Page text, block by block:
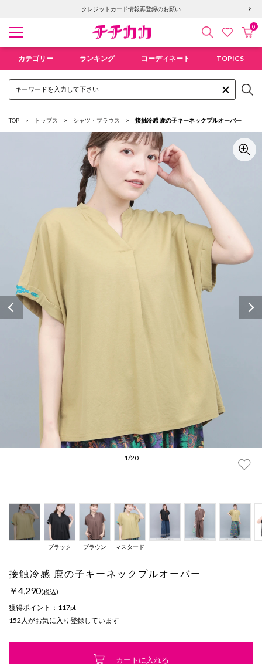
クレジットカード情報再登録のお願い
検索 お気にカ
0
カテゴリー ランキング コーディネート TOPICS
TOP トップス シャツ・ブラウス 接触冷感 鹿の子キーネックプルオーバー
1/20
Previous
ブラック ブラウン マスタード
接触冷感 鹿の子キーネックプルオーバー
￥4,290(税込)
獲得ポイント： 117pt
152 人がお気に入り登録しています
カートに入れる